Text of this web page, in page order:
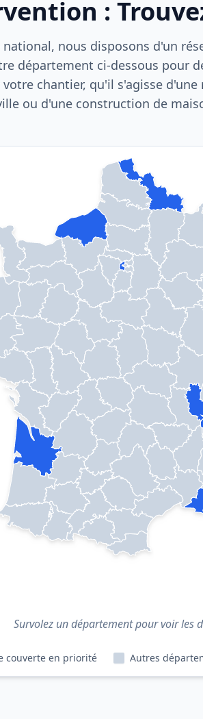
:
nous disposons d'un
département ci-dessous pour
chantier, qu'il s'agisse
ou d'une construction de
Survolez un département pour voir les
couverte en priorité Autres